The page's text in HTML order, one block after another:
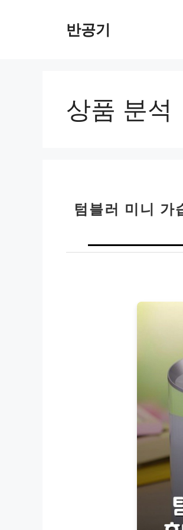
반공기
상품 분석
텀블러 미니 가